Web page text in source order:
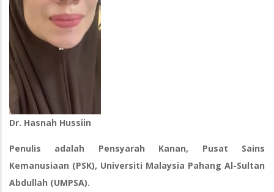
Dr. Hasnah Hussiin
Penulis adalah Pensyarah Kanan, Pusat Sains
Kemanusiaan (PSK), Universiti Malaysia Pahang Al-Sultan
Abdullah (UMPSA).